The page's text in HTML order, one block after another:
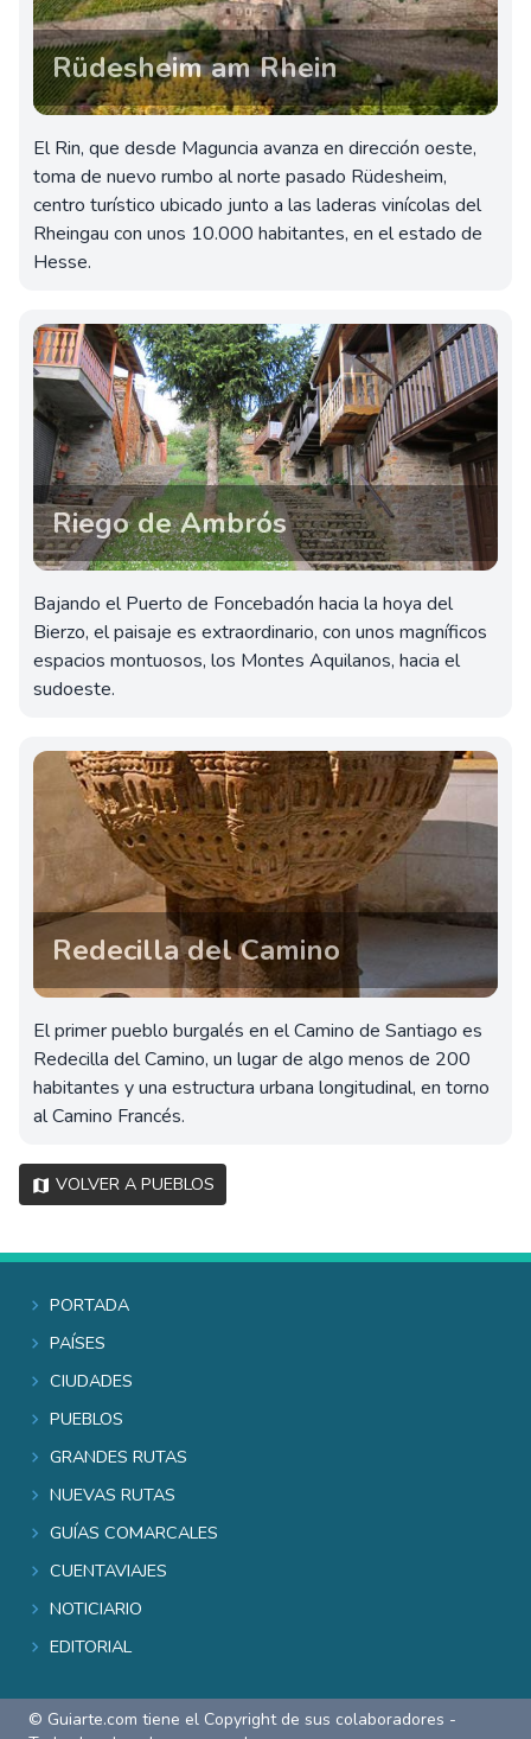
Rüdesheim am Rhein
El Rin, que desde Maguncia avanza en dirección oeste,
toma de nuevo rumbo al norte pasado Rüdesheim,
centro turístico ubicado junto a las laderas vinícolas del
Rheingau con unos 10.000 habitantes, en el estado de
Hesse.
Riego de Ambrós
Bajando el Puerto de Foncebadón hacia la hoya del
Bierzo, el paisaje es extraordinario, con unos magníficos
espacios montuosos, los Montes Aquilanos, hacia el
sudoeste.
Redecilla del Camino
El primer pueblo burgalés en el Camino de Santiago es
Redecilla del Camino, un lugar de algo menos de 200
habitantes y una estructura urbana longitudinal, en torno
al Camino Francés.
Volver a pueblos
Portada
Países
Ciudades
Pueblos
Grandes rutas
Nuevas rutas
Guías comarcales
Cuentaviajes
Noticiario
Editorial
© Guiarte.com tiene el Copyright de sus colaboradores -